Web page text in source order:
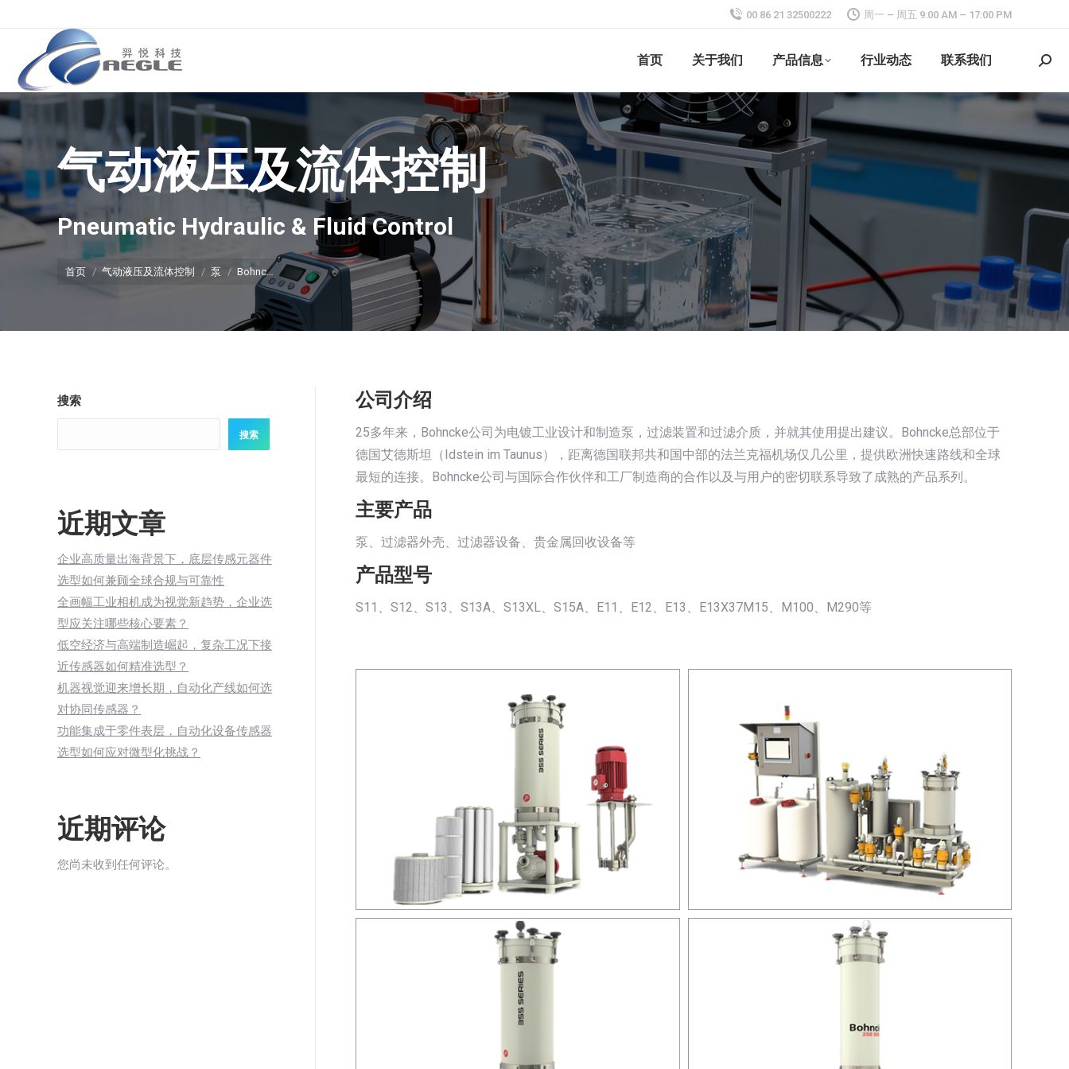
00 86 21 32500222 周一 – 周五 9:00 AM – 17:00 PM
首页 关于我们 产品信息 行业动态 联系我们
搜
气动液压及流体控制
Pneumatic Hydraulic & Fluid Control
你在这里：
首页 气动液压及流体控制 泵 Bohnc…
公司介绍
25多年来，Bohncke公司为电镀工业设计和制造泵，过滤装置和过滤介质，并就其使用提出建议。Bohncke总部位于
德国艾德斯坦（Idstein im Taunus），距离德国联邦共和国中部的法兰克福机场仅几公里，提供欧洲快速路线和全球
最短的连接。Bohncke公司与国际合作伙伴和工厂制造商的合作以及与用户的密切联系导致了成熟的产品系列。
主要产品
泵、过滤器外壳、过滤器设备、贵金属回收设备等
产品型号
S11、S12、S13、S13A、S13XL、S15A、E11、E12、E13、E13X37M15、M100、M290等
搜索
搜索
近期文章
企业高质量出海背景下，底层传感元器件
选型如何兼顾全球合规与可靠性
全画幅工业相机成为视觉新趋势，企业选
型应关注哪些核心要素？
低空经济与高端制造崛起，复杂工况下接
近传感器如何精准选型？
机器视觉迎来增长期，自动化产线如何选
对协同传感器？
功能集成于零件表层，自动化设备传感器
选型如何应对微型化挑战？
近期评论
您尚未收到任何评论。